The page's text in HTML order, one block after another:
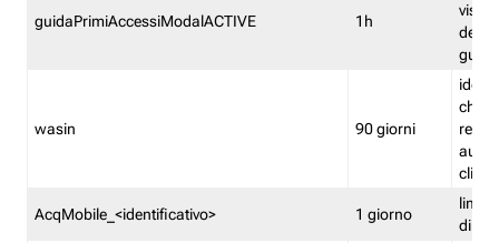
guidaPrimiAccessiModalACTIVE 1h
della
wasin 90 giorni
che
rete
clienti
AcqMobile_<identificativo> 1 giorno
limita
di